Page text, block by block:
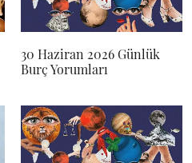
30 Haziran 2026 Günlük
Burç Yorumları